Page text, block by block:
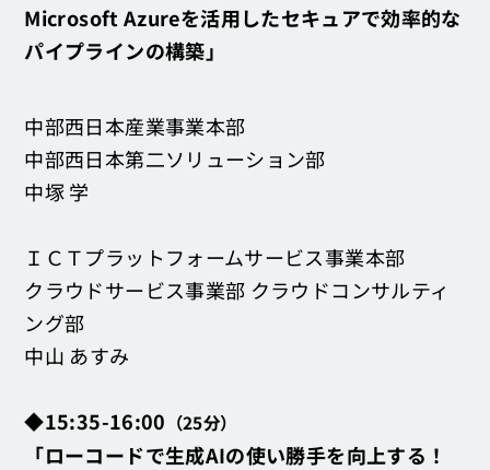
Microsoft Azureを活用したセキュアで効率的な
パイプラインの構築」
中部西日本産業事業本部
中部西日本第二ソリューション部
中塚 学
ＩＣＴプラットフォームサービス事業本部
クラウドサービス事業部 クラウドコンサルティ
ング部
中山 あすみ
◆15:35-16:00 （25分）
「ローコードで生成AIの使い勝手を向上する！